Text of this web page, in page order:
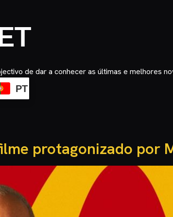
de dar a conhecer as últimas e melhores
PT
protagonizado por